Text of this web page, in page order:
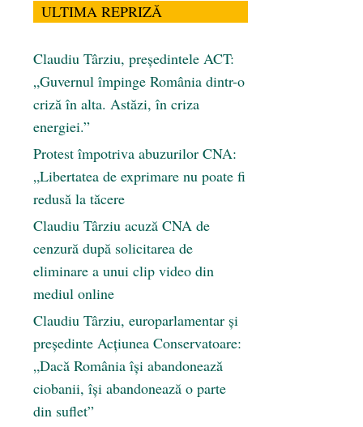
ULTIMA REPRIZĂ
Claudiu Târziu, președintele ACT:
„Guvernul împinge România dintr-o
criză în alta. Astăzi, în criza
energiei.”
Protest împotriva abuzurilor CNA:
„Libertatea de exprimare nu poate fi
redusă la tăcere
Claudiu Târziu acuză CNA de
cenzură după solicitarea de
eliminare a unui clip video din
mediul online
Claudiu Târziu, europarlamentar și
președinte Acțiunea Conservatoare:
„Dacă România își abandonează
ciobanii, își abandonează o parte
din suflet”